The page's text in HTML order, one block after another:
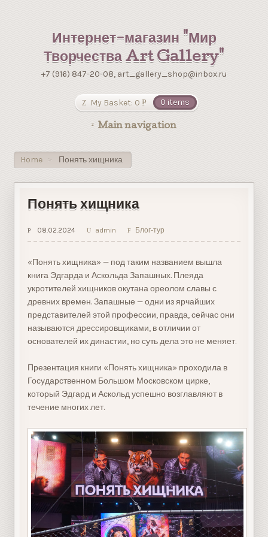
Интернет-магазин "Мир
Творчества Art Gallery"
+7 (916) 847-20-08, art_gallery_shop@inbox.ru
My Basket: 0Р
0 items
Main navigation
Home > Понять хищника
Понять хищника
08.02.2024 admin Блог-тур
«Понять хищника» — под таким названием вышла
книга Эдгарда и Аскольда Запашных. Плеяда
укротителей хищников окутана ореолом славы с
древних времен. Запашные — одни из ярчайших
представителей этой профессии, правда, сейчас они
называются дрессировщиками, в отличии от
основателей их династии, но суть дела это не меняет.
Презентация книги «Понять хищника» проходила в
Государственном Большом Московском цирке,
который Эдгард и Аскольд успешно возглавляют в
течение многих лет.